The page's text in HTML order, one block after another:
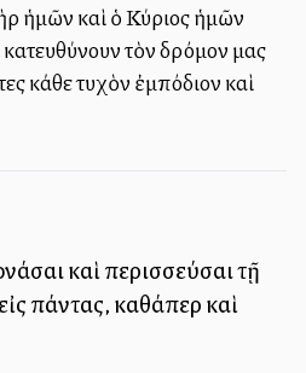
ἡμῶν καὶ ὁ Κύριος ἡμῶν
τὸν δρόμον μας
κάθε τυχὸν ἐμπόδιον καὶ
καὶ περισσεύσαι τῇ
εἰς πάντας, καθάπερ καὶ